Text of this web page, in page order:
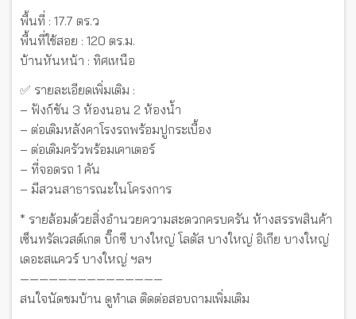
พื้นที่ : 17.7 ตร.ว
พื้นที่ใช้สอย : 120 ตร.ม.
บ้านหันหน้า : ทิศเหนือ
✅ รายละเอียดเพิ่มเติม :
– ฟังก์ชัน 3 ห้องนอน 2 ห้องน้ำ
– ต่อเติมหลังคาโรงรถพร้อมปูกระเบื้อง
– ต่อเติมครัวพร้อมเคาเตอร์
– ที่จอดรถ 1 คัน
– มีสวนสาธารณะในโครงการ
* รายล้อมด้วยสิ่งอำนวยความสะดวกครบครัน ห้างสรรพสินค้า
เซ็นทรัลเวสต์เกต บิ๊กซี บางใหญ่ โลตัส บางใหญ่ อิเกีย บางใหญ่
เดอะสแควร์ บางใหญ่ ฯลฯ
———————————————
สนใจนัดชมบ้าน ดูทำเล ติดต่อสอบถามเพิ่มเติม